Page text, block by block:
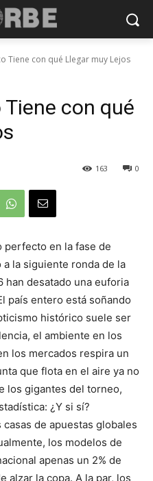
Tiene con qué Llegar muy Lejos
Tiene con qué
0
163
perfecto en la fase de
la siguiente ronda de la
han desatado una euforia
país entero está soñando
histórico suele ser
el ambiente en los
los mercados respira un
que flota en el aire ya no
los gigantes del torneo,
¿Y si sí?
de apuestas globales
los modelos de
apenas un 2% de
alzar la copa. A la par, los